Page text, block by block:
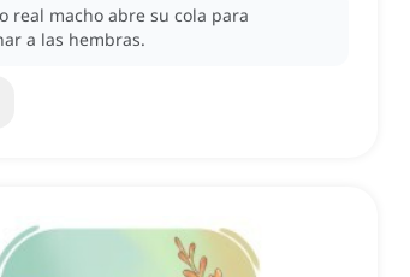
real macho abre su cola para
a las hembras.